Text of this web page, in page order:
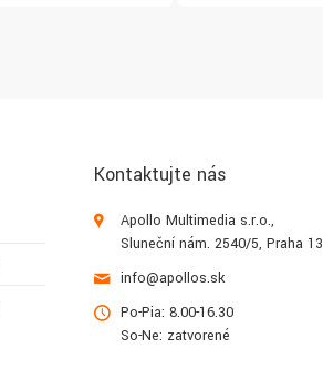
Kontaktujte nás
Apollo Multimedia s.r.o.,
Sluneční nám. 2540/5, Praha 13
info@apollos.sk
Po-Pia: 8.00-16.30
So-Ne: zatvorené